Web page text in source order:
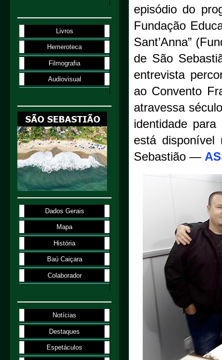
episódio do
Fundação
Sant’Anna”
de São
entrevista
ao Convento
atravessa
identidade
está disponível
Sebastião —
Livros
Hemeroteca
Filmografia
Audiovisual
Dados Gerais
Mapa
História
Baú Caiçara
Colaborador
Notícias
Destaques
Espetáculos